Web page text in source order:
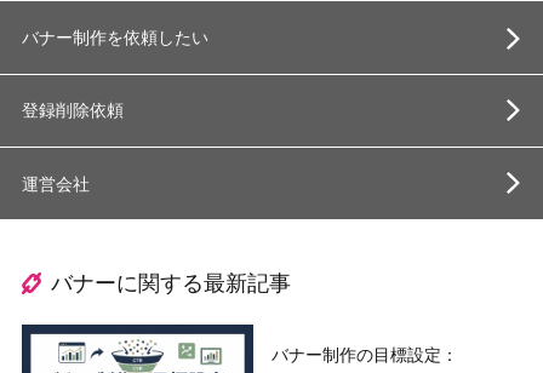
バナー制作を依頼したい
登録削除依頼
運営会社
バナーに関する最新記事
バナー制作の目標設定：